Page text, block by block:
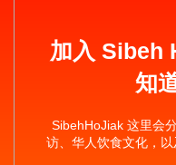
加入 Sibeh
知
SibehHoJiak 这里会
访、华人饮食文化，